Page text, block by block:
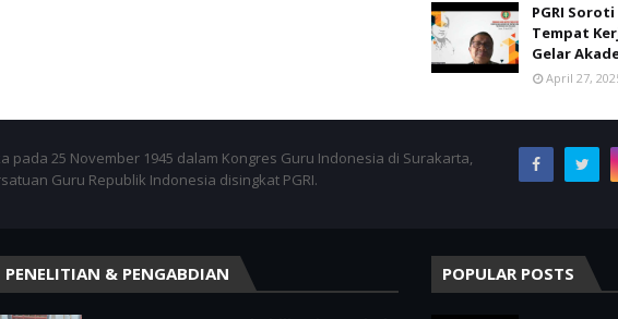
PGRI
Tempat
Gelar
April 27,
pada 25 November 1945 dalam Kongres Guru Indonesia di Surakarta,
Guru Republik Indonesia disingkat PGRI.
PENELITIAN & PENGABDIAN POPULAR POSTS